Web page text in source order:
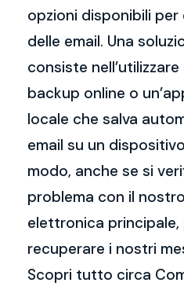
opzioni disponibili per
delle email. Una
consiste
backup online o
locale che salva
email su un
modo, anche se si
problema con il
elettronica
recuperare i nostri
Scopri tutto circa